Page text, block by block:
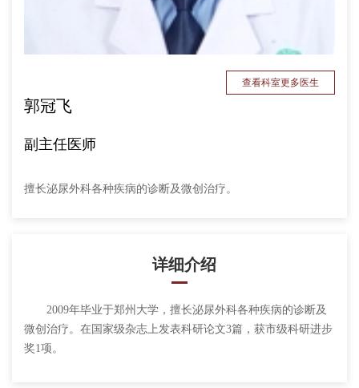
查看科室更多医生
郭冠飞
副主任医师
擅长泌尿外科各种疾病的诊断及微创治疗。
详细介绍
2009年毕业于郑州大学，擅长泌尿外科各种疾病的诊断及
微创治疗。在国家级杂志上发表科研论文3篇，获市级科研进步
奖1项。